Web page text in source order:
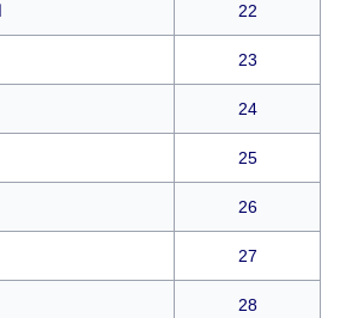
22
23
24
25
26
27
28